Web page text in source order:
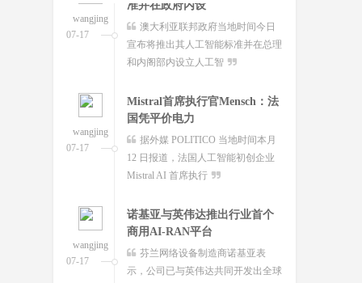
国凭平价电力
商用AI-RAN平台
功能：你也可